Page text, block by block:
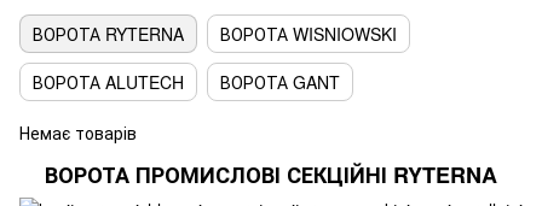
ВОРОТА RYTERNA
ВОРОТА WISNIOWSKI
ВОРОТА ALUTECH
ВОРОТА GANT
Немає товарів
ВОРОТА ПРОМИСЛОВІ СЕКЦІЙНІ RYTERNA